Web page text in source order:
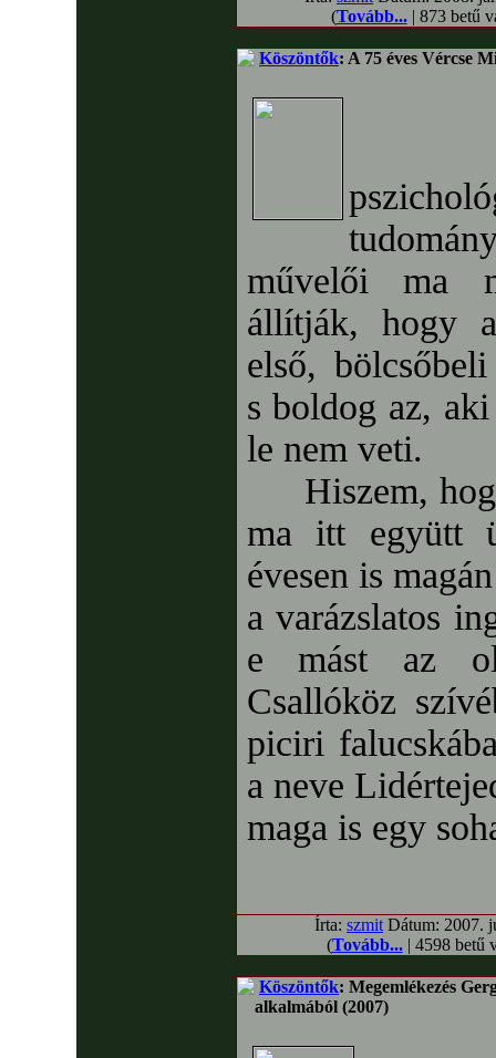
(Tovább...| 873 betű
Köszöntők: A 75 éves Vércse
művelői ma
állítják, hogy
első,
s boldog az,
le nem veti.
Hiszem,
ma itt együtt
évesen is
a varázslatos
e mást az
Csallóköz
piciri
a neve
maga is egy
Írta: szmit Dátum: 2007.
(Tovább...| 4598 betű
Köszöntők: Megemlékezés
alkalmából (2007)